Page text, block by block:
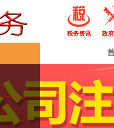
税务资讯 政